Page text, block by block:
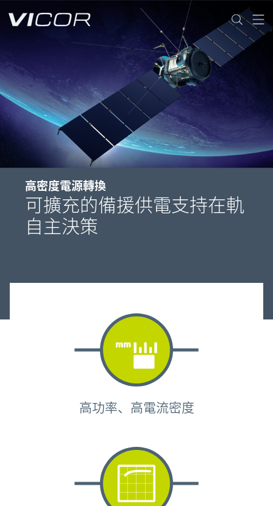
高密度電源轉換
可擴充的備援供電支持在軌
自主決策
高功率、高電流密度